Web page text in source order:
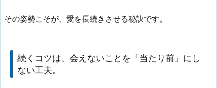
その姿勢こそが、愛を長続きさせる秘訣です。
続くコツは、会えないことを「当たり前」にし
ない工夫。